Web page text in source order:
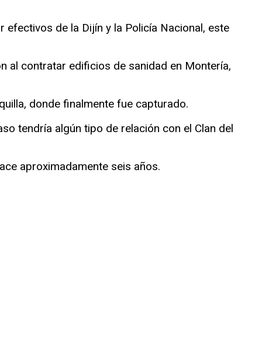
de la Dijín y la Policía Nacional, este
al contratar edificios de sanidad en Montería,
donde finalmente fue capturado.
tendría algún tipo de relación con el Clan del
aproximadamente seis años.